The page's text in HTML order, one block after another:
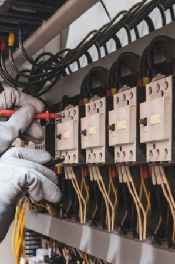
Inversores de frequência
Stepper Motor
Servo Driver